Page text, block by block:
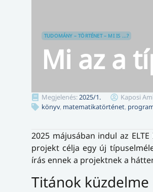
TUDOMÁNY – TÖRTÉNET – MI IS ...?
Mi az a
Megjelenés:2025/1.
Kaposi
könyv, matematikatörténet,
2025 májusában indul az
projekt célja egy új
írás ennek a projektnek a
Titánok küzdelme